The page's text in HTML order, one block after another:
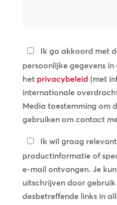
Privacybeleid
*
Ik ga akkoord met
persoonlijke gegevens
het privacybeleid (met
internationale
Media toestemming om
gebruiken om contact
Blijf
in
contact
Ik wil graag
productinformatie of
e-mail ontvangen. Je
uitschrijven door
desbetreffende links in